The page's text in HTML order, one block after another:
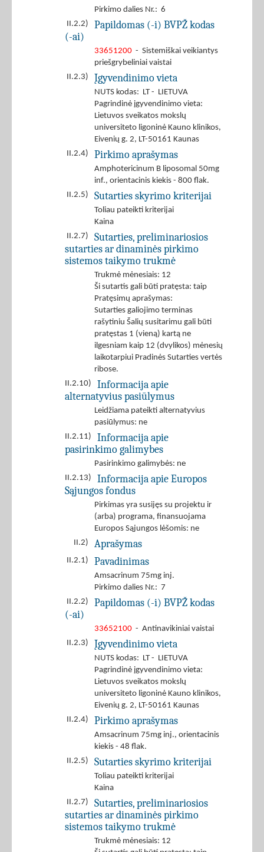
Pirkimo dalies Nr.: 6
II.2.2)
Papildomas (-i) BVPŽ kodas
(-ai)
33651200 - Sistemiškai veikiantys
priešgrybeliniai vaistai
II.2.3)
Įgyvendinimo vieta
NUTS kodas: LT - LIETUVA
Pagrindinė įgyvendinimo vieta:
Lietuvos sveikatos mokslų
universiteto ligoninė Kauno klinikos,
Eivenių g. 2, LT-50161 Kaunas
II.2.4)
Pirkimo aprašymas
Amphotericinum B liposomal 50mg
inf., orientacinis kiekis - 800 flak.
II.2.5)
Sutarties skyrimo kriterijai
Toliau pateikti kriterijai
Kaina
II.2.7)
Sutarties, preliminariosios
sutarties ar dinaminės pirkimo
sistemos taikymo trukmė
Trukmė mėnesiais: 12
Ši sutartis gali būti pratęsta: taip
Pratęsimų aprašymas:
Sutarties galiojimo terminas
rašytiniu Šalių susitarimu gali būti
pratęstas 1 (vieną) kartą ne
ilgesniam kaip 12 (dvylikos) mėnesių
laikotarpiui Pradinės Sutarties vertės
ribose.
II.2.10)
Informacija apie
alternatyvius pasiūlymus
Leidžiama pateikti alternatyvius
pasiūlymus: ne
II.2.11)
Informacija apie
pasirinkimo galimybes
Pasirinkimo galimybės: ne
II.2.13)
Informacija apie Europos
Sąjungos fondus
Pirkimas yra susijęs su projektu ir
(arba) programa, finansuojama
Europos Sąjungos lėšomis: ne
II.2)
Aprašymas
II.2.1) Pavadinimas
Amsacrinum 75mg inj.
Pirkimo dalies Nr.: 7
II.2.2)
Papildomas (-i) BVPŽ kodas
(-ai)
33652100 - Antinavikiniai vaistai
II.2.3)
Įgyvendinimo vieta
NUTS kodas: LT - LIETUVA
Pagrindinė įgyvendinimo vieta:
Lietuvos sveikatos mokslų
universiteto ligoninė Kauno klinikos,
Eivenių g. 2, LT-50161 Kaunas
II.2.4)
Pirkimo aprašymas
Amsacrinum 75mg inj., orientacinis
kiekis - 48 flak.
II.2.5)
Sutarties skyrimo kriterijai
Toliau pateikti kriterijai
Kaina
II.2.7)
Sutarties, preliminariosios
sutarties ar dinaminės pirkimo
sistemos taikymo trukmė
Trukmė mėnesiais: 12